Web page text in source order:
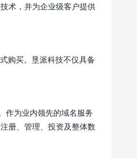
术，并为企业级客户提供
购买。垦派科技不仅具备
作为业内领先的域名服务
册、管理、投资及整体数